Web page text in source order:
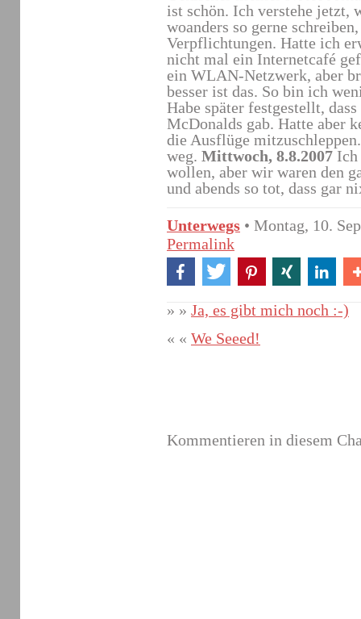
ist schön. Ich verstehe jetzt,
woanders so gerne
Verpflichtungen. Hatte ich
nicht mal ein Internetcafé
ein WLAN-Netzwerk, aber
besser ist das. So bin ich
Habe später festgestellt,
McDonalds gab. Hatte aber
die Ausflüge
weg. Mittwoch, 8.8.2007 Ich
wollen, aber wir waren den
und abends so tot, dass gar
Unterwegs • Montag, 10.
Permalink
» » Ja, es gibt mich noch :-)
« « We Seeed!
Kommentieren in diesem